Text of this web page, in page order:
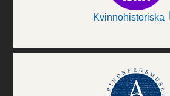
Kvinnohistoriska